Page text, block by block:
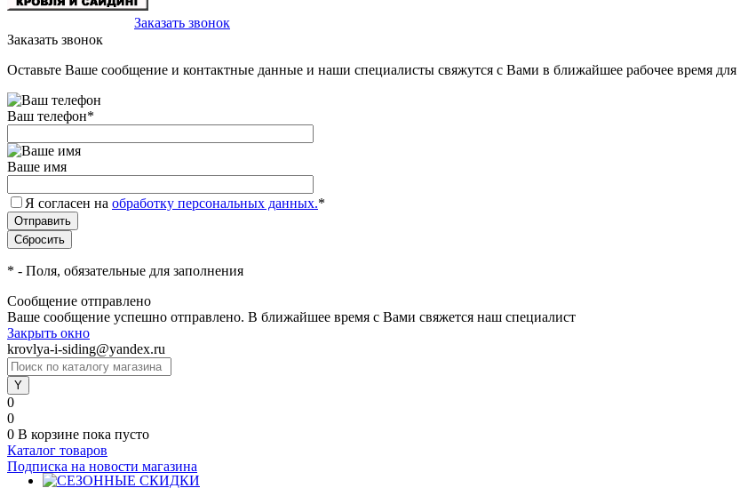
Заказать звонок
Заказать звонок
Оставьте Ваше сообщение и контактные данные и наши специалисты свяжутся с Вами в ближайшее рабочее время
Ваш телефон*
Ваше имя
Я согласен на обработку персональных данных.*
* - Поля, обязательные для заполнения
Сообщение отправлено
Ваше сообщение успешно отправлено. В ближайшее время с Вами свяжется наш специалист
Закрыть окно
krovlya-i-siding@yandex.ru
0
0
0 В корзине пока пусто
Каталог товаров
Подписка на новости магазина